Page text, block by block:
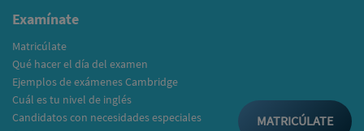
Examínate
Matricúlate
Qué hacer el día del examen
Ejemplos de exámenes Cambridge
Cuál es tu nivel de inglés
Candidatos con necesidades especiales
MATRICÚLATE